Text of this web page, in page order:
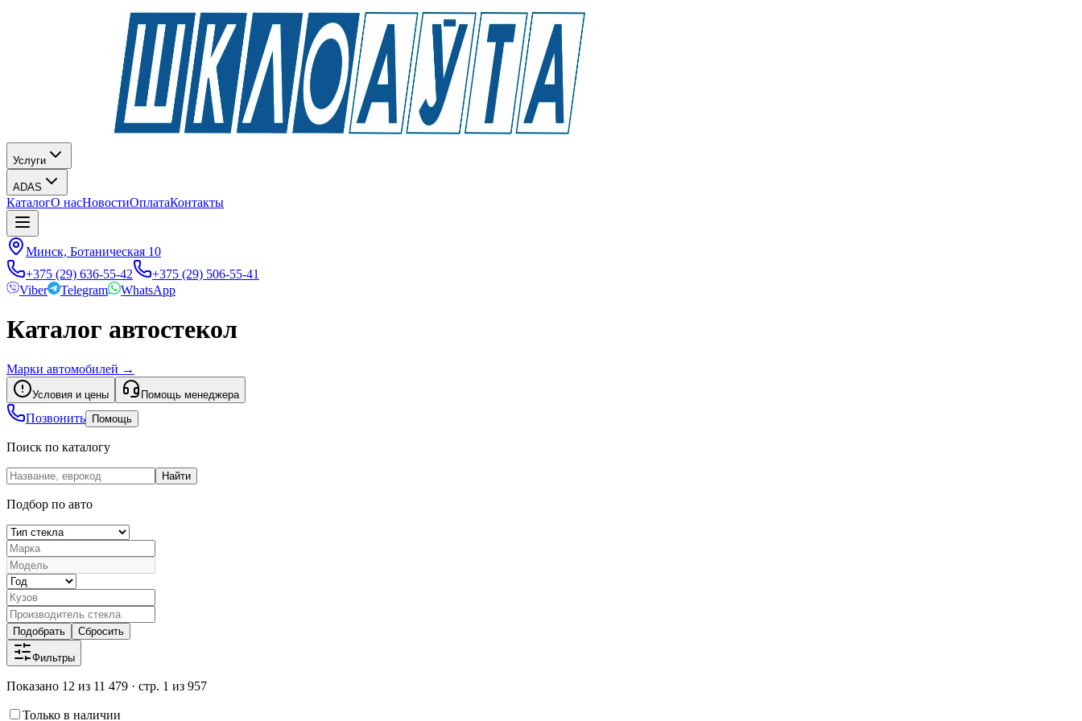
Услуги
ADAS
КаталогО насНовостиОплатаКонтакты
Минск, Ботаническая 10
+375 (29) 636-55-42
+375 (29) 506-55-41
Viber
Telegram WhatsApp
Каталог автостекол
Марки автомобилей →
Условия и цены Помощь менеджера
Позвонить Помощь
Поиск по каталогу
Найти
Подбор по авто
Подобрать Сбросить
Фильтры
Показано 12 из 11 479 · стр. 1 из 957
Только в наличии